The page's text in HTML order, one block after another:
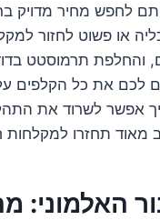
לחפש מחיר מדויק
או פשוט לחזור
והחלפת תרמוסטט
לכם את כל הקלפים
אפשר לשרוד את
מאוד תחזרו למקלחות